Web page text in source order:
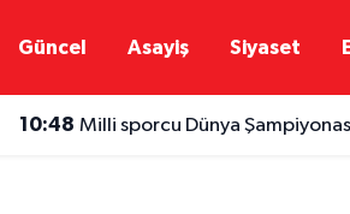
Güncel Asayiş Siyaset
10:48 Milli sporcu Dünya